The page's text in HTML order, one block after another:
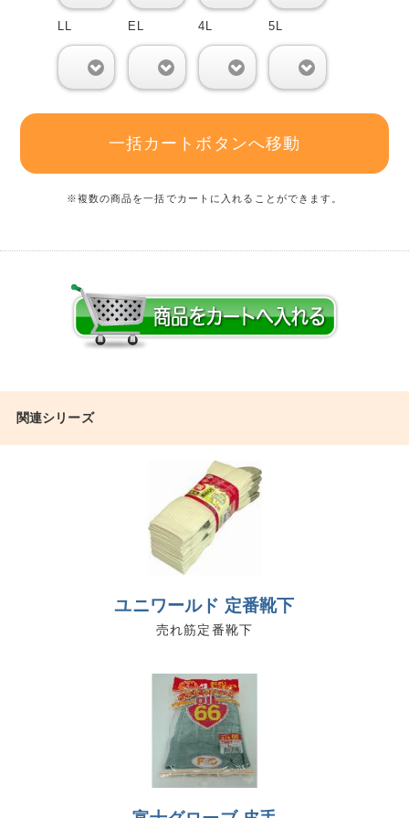
LL EL 4L 5L
一括カートボタンへ移動
※複数の商品を一括でカートに入れることができます。
関連シリーズ
ユニワールド 定番靴下
売れ筋定番靴下